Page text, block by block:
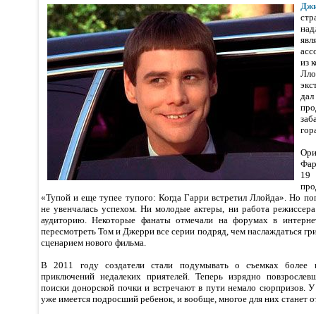
из
«Тупой и еще тупее тупого: Когда Гарри встретил Ллойда». Но
не увенчалась успехом. Ни молодые актеры, ни работа
аудиторию. Некоторые фанаты отмечали на форумах в
пересмотреть Том и Джерри все серии подряд, чем наслаждаться
сценарием нового фильма.
В 2011 году создатели стали подумывать о съемках более
приключений недалеких приятелей. Теперь изрядно
поиски донорской почки и встречают в пути немало сюрпризов. У
уже имеется подросший ребенок, и вообще, многое для них станет